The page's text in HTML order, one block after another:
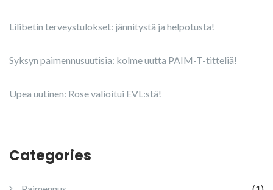
Lilibetin terveystulokset: jännitystä ja helpotusta!
Syksyn paimennusuutisia: kolme uutta PAIM-T-titteliä!
Upea uutinen: Rose valioitui EVL:stä!
Categories